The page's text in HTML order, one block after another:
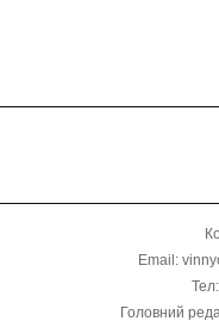
Email:
Головний